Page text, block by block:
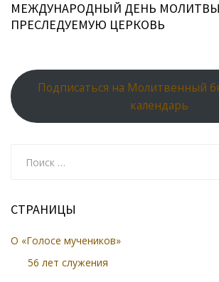
МЕЖДУНАРОДНЫЙ ДЕНЬ
ПРЕСЛЕДУЕМУЮ ЦЕРКОВЬ
Подписаться на Молитвенный
календарь
СТРАНИЦЫ
О «Голосе мучеников»
56 лет служения